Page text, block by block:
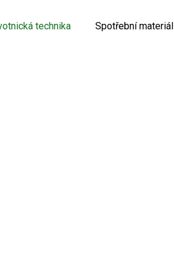
technika Spotřební materiál